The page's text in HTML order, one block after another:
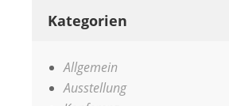
Kategorien
Allgemein
Ausstellung